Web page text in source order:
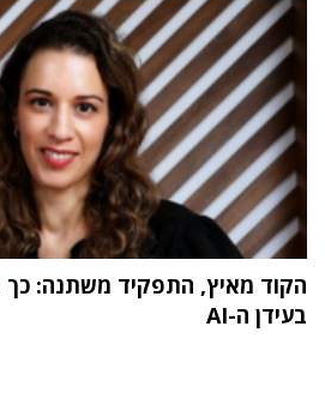
הקוד מאיץ, התפקיד משתנה: כך
בעידן ה-AI